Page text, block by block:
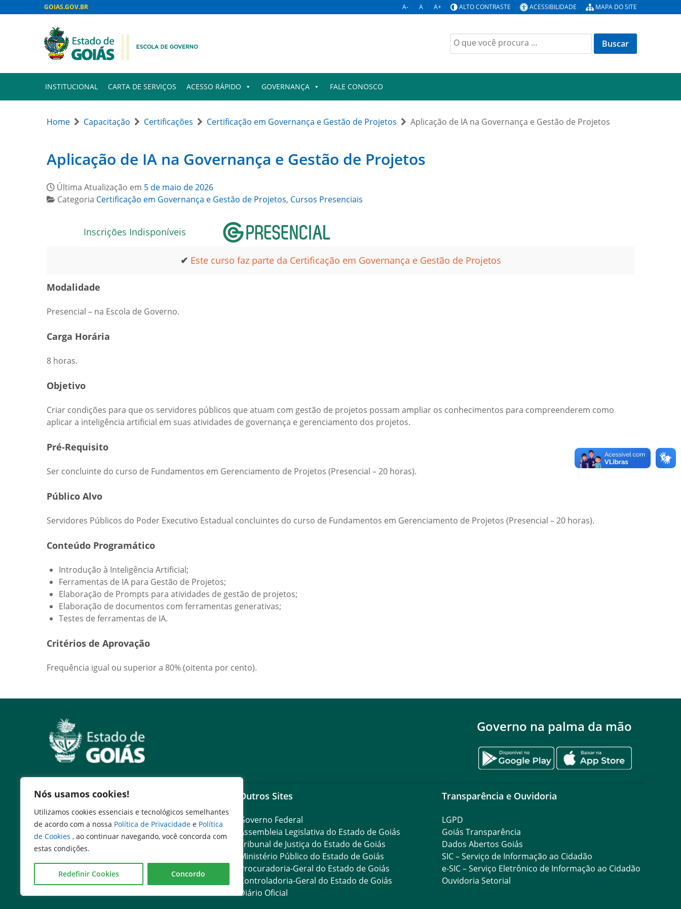
Nós usamos cookies!
Utilizamos cookies essenciais e tecnológicos semelhantes
de acordo com a nossa Política de Privacidade e Política
de Cookies , ao continuar navegando, você concorda com
estas condições.
Redefinir Cookies Concordo
GOIAS.GOV.BR A- A A+ ALTO CONTRASTE ACESSIBILIDADE MAPA DO SITE
Buscar
por:
INSTITUCIONAL CARTA DE SERVIÇOS ACESSO RÁPIDO GOVERNANÇA FALE CONOSCO
Home Capacitação Certificações Certificação em Governança e Gestão de Projetos Aplicação de IA na Governança e Gestão de Projetos
Aplicação de IA na Governança e Gestão de Projetos
Última Atualização em 5 de maio de 2026
Categoria Certificação em Governança e Gestão de Projetos, Cursos Presenciais
Inscrições Indisponíveis
✔ Este curso faz parte da Certificação em Governança e Gestão de Projetos
Modalidade
Presencial – na Escola de Governo.
Carga Horária
8 horas.
Objetivo
Criar condições para que os servidores públicos que atuam com gestão de projetos possam ampliar os conhecimentos para compreenderem como
aplicar a inteligência artificial em suas atividades de governança e gerenciamento dos projetos.
Pré-Requisito
Ser concluinte do curso de Fundamentos em Gerenciamento de Projetos (Presencial – 20 horas).
Público Alvo
Servidores Públicos do Poder Executivo Estadual concluintes do curso de Fundamentos em Gerenciamento de Projetos (Presencial – 20 horas).
Conteúdo Programático
Introdução à Inteligência Artificial;
Ferramentas de IA para Gestão de Projetos;
Elaboração de Prompts para atividades de gestão de projetos;
Elaboração de documentos com ferramentas generativas;
Testes de ferramentas de IA.
Critérios de Aprovação
Frequência igual ou superior a 80% (oitenta por cento).
Governo na palma da mão
Serviços
Expresso Goiás
Expresso Aplicações
Expresso Servidor
SEI Governadoria
Cadastro de Autoridades
Outros Sites
Governo Federal
Assembleia Legislativa do Estado de Goiás
Tribunal de Justiça do Estado de Goiás
Ministério Público do Estado de Goiás
Procuradoria-Geral do Estado de Goiás
Controladoria-Geral do Estado de Goiás
Diário Oficial
Transparência e Ouvidoria
LGPD
Goiás Transparência
Dados Abertos Goiás
SIC – Serviço de Informação ao Cidadão
e-SIC – Serviço Eletrônico de Informação ao Cidadão
Ouvidoria Setorial